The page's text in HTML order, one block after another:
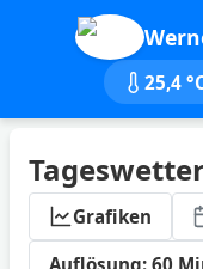
25,4
Grafiken